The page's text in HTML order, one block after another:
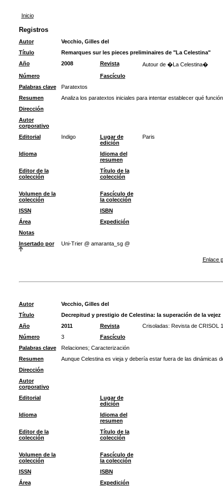
Inicio
Registros
Autor
Vecchio, Gilles del
Título
Remarques sur les pieces preliminaires de "La Celestina"
Año
2008 Revista
Autour de �La Celestina�
Número
Fascículo
Palabras clave
Paratextos
Resumen
Analiza los paratextos iniciales para intentar establecer qué
Dirección
Autor
corporativo
Editorial
Indigo
Lugar de
edición
Paris
Idioma
Idioma del
resumen
Editor de la
colección
Título de la
colección
Volumen de la
colección
Fascículo de
la colección
ISSN
ISBN
Área
Expedición
Notas
Insertado por
Uni-Trier @ amaranta_sg @
Enlace
Autor
Vecchio, Gilles del
Título
Decrepitud y prestigio de Celestina: la superación de la vejez
Año
2011 Revista
Crisoladas: Revista de CRISOL
Número
3
Fascículo
Palabras clave
Relaciones; Caracterización
Resumen
Aunque Celestina es vieja y debería estar fuera de las dinámicas
Dirección
Autor
corporativo
Editorial
Lugar de
edición
Idioma
Idioma del
resumen
Editor de la
colección
Título de la
colección
Volumen de la
colección
Fascículo de
la colección
ISSN
ISBN
Área
Expedición